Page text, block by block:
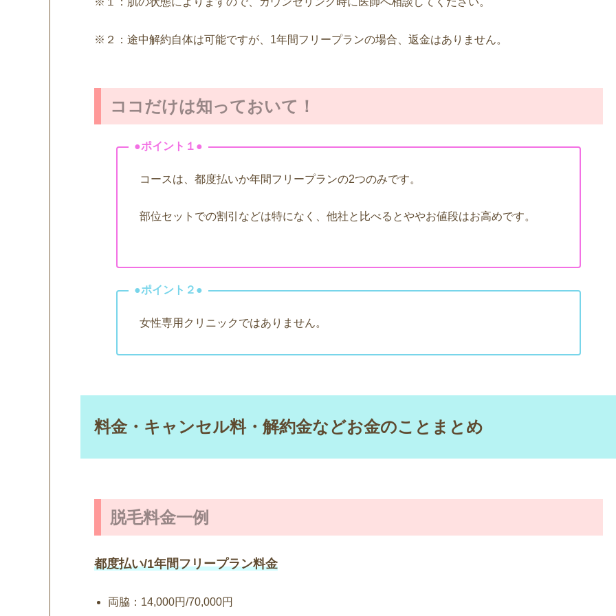
※２：途中解約自体は可能ですが、1年間フリープランの場合、返金はありません。
ココだけは知っておいて！
コースは、都度払いか年間フリープランの2つのみです。
部位セットでの割引などは特になく、他社と比べるとややお値段はお高めです。
女性専用クリニックではありません。
料金・キャンセル料・解約金などお金のことまとめ
脱毛料金一例
都度払い/1年間フリープラン料金
両脇：14,000円/70,000円